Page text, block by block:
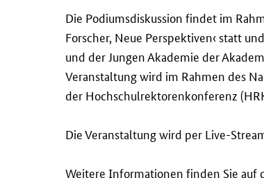
Die Podiumsdiskussion findet im
Forscher, Neue Perspektiven‹ statt
und der Jungen Akademie der
Veranstaltung wird im Rahmen des
der Hochschulrektorenkonferenz
Die Veranstaltung wird per Live-
Weitere Informationen finden Sie auf